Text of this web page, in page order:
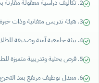
2. تكاليف دراسية معقولة مقارنة بجامعات أخرى مماثلة.
3. هيئة تدريس متفانية وذات خبرة عالية.
4. بيئة جامعية آمنة وصديقة للطلاب.
5. فرص بحثية وتدريبية متميزة للطلاب الجامعيين.
6. معدل توظيف مرتفع بعد التخرج.